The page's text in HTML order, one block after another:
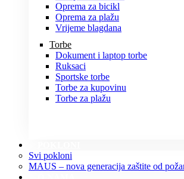
Oprema za bicikl
Oprema za plažu
Vrijeme blagdana
Torbe
Dokument i laptop torbe
Ruksaci
Sportske torbe
Torbe za kupovinu
Torbe za plažu
Svi pokloni
MAUS – nova generacija zaštite od